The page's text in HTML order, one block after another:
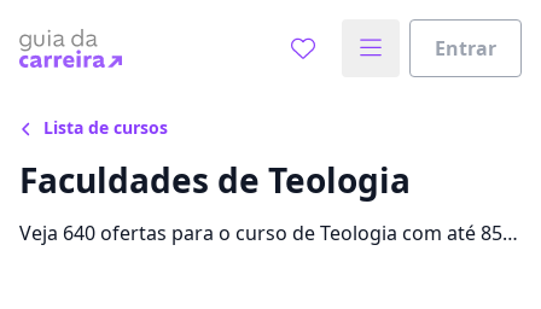
Entrar
Lista de cursos
Faculdades de Teologia
Veja 640 ofertas para o curso de Teologia com até 85%